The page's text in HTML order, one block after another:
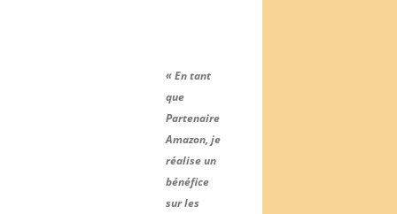
« En tant
que
Partenaire
Amazon, je
réalise un
bénéfice
sur les